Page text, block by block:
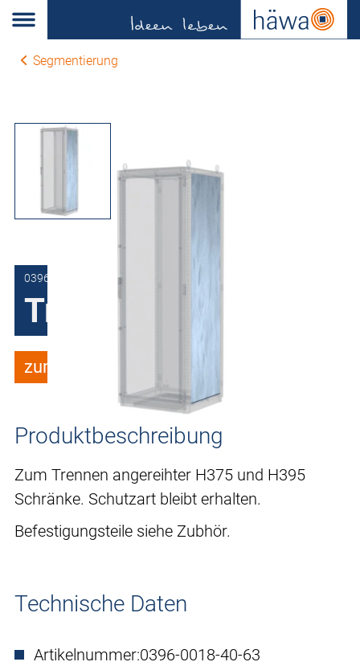
Segmentierung
0396-0018-40-63
Trennwand
zum Merkzettel hinzufügen
Produktbeschreibung
Zum Trennen angereihter H375 und H395
Schränke. Schutzart bleibt erhalten.
Befestigungsteile siehe Zubhör.
Technische Daten
Artikelnummer:0396-0018-40-63